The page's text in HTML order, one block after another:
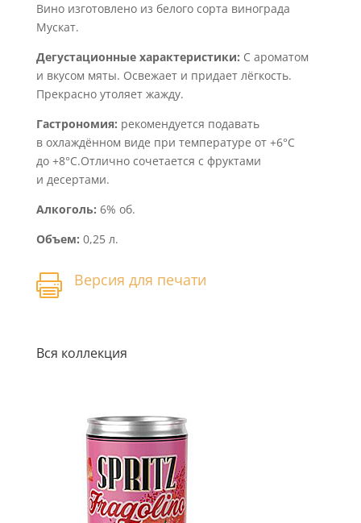
Вино изготовлено из белого сорта винограда
Мускат.
Дегустационные характеристики: С ароматом
и вкусом мяты. Освежает и придает лёгкость.
Прекрасно утоляет жажду.
Гастрономия: рекомендуется подавать
в охлаждённом виде при температуре от +6°С
до +8°С.Отлично сочетается с фруктами
и десертами.
Алкоголь: 6% об.
Объем: 0,25 л.
 Версия для печати
Вся коллекция